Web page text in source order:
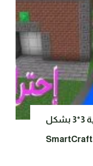
طريقة صنع بوابة ثلاثية 3*3 بشكل